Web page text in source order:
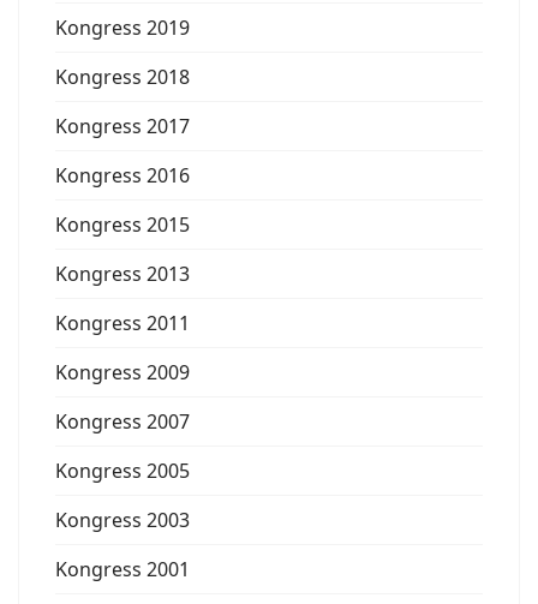
Kongress 2019
Kongress 2018
Kongress 2017
Kongress 2016
Kongress 2015
Kongress 2013
Kongress 2011
Kongress 2009
Kongress 2007
Kongress 2005
Kongress 2003
Kongress 2001